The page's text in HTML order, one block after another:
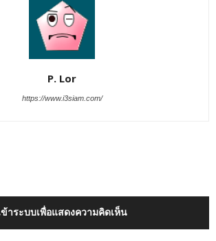
P. Lor
https://www.i3siam.com/
ข้าระบบเพื่อแสดงความคิดเห็น